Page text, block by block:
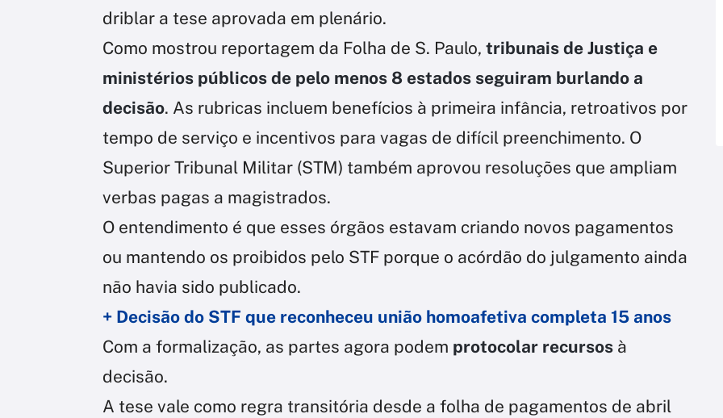
driblar a tese aprovada em plenário.
Como mostrou reportagem da Folha de S. Paulo, tribunais de Justiça e
ministérios públicos de pelo menos 8 estados seguiram burlando a
decisão. As rubricas incluem benefícios à primeira infância, retroativos por
tempo de serviço e incentivos para vagas de difícil preenchimento. O
Superior Tribunal Militar (STM) também aprovou resoluções que ampliam
verbas pagas a magistrados.
O entendimento é que esses órgãos estavam criando novos pagamentos
ou mantendo os proibidos pelo STF porque o acórdão do julgamento ainda
não havia sido publicado.
+ Decisão do STF que reconheceu união homoafetiva completa 15 anos
Com a formalização, as partes agora podem protocolar recursos à
decisão.
A tese vale como regra transitória desde a folha de pagamentos de abril